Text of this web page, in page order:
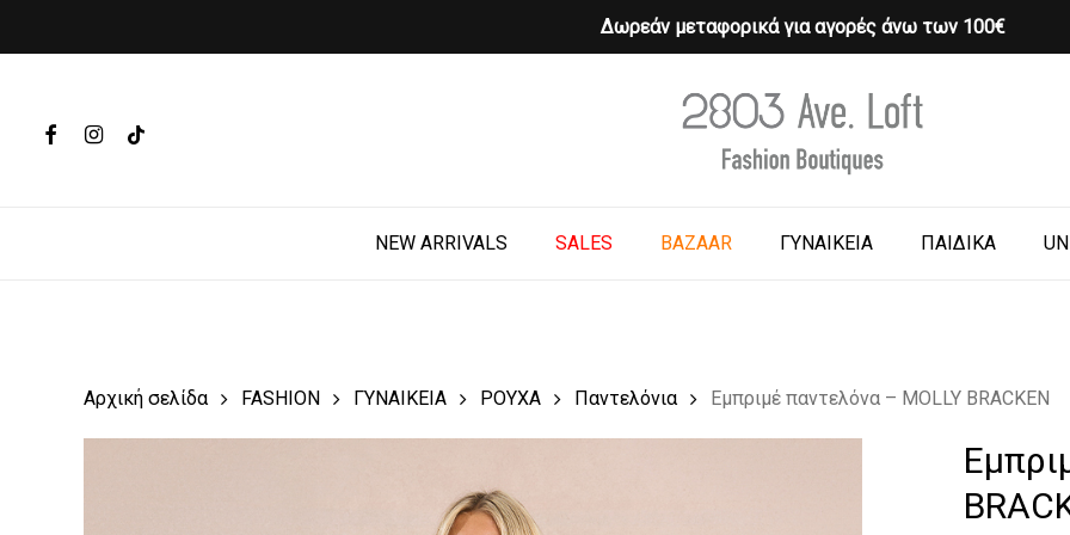
Δωρεάν μεταφορικά για αγορές άνω των 100€
Hit enter to search or ESC to close
FACEBOOKINSTAGRAM
TIKTOK
NEW ARRIVALS SALES BAZAAR ΓΥΝΑΙΚΕΙΑ ΠΑΙΔΙΚΑ
Cart
Αρχική σελίδα FASHION ΓΥΝΑΙΚΕΙΑ ΡΟΥΧΑ Παντελόνια Εμπριμέ παντελόνα – MOLLY BRACKEN